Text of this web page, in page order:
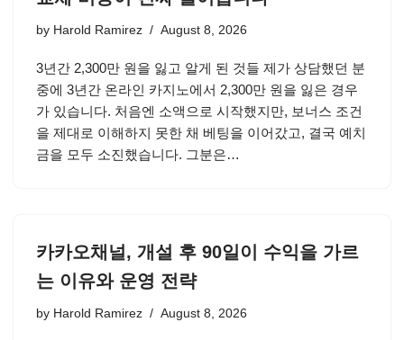
by Harold Ramirez August 8, 2026
3년간 2,300만 원을 잃고 알게 된 것들 제가 상담했던 분
중에 3년간 온라인 카지노에서 2,300만 원을 잃은 경우
가 있습니다. 처음엔 소액으로 시작했지만, 보너스 조건
을 제대로 이해하지 못한 채 베팅을 이어갔고, 결국 예치
금을 모두 소진했습니다. 그분은…
카카오채널, 개설 후 90일이 수익을 가르
는 이유와 운영 전략
by Harold Ramirez August 8, 2026